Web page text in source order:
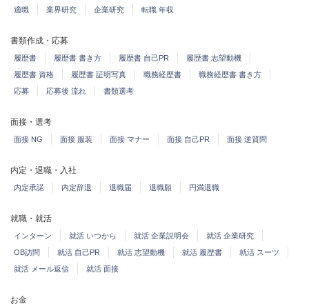
適職 業界研究 企業研究 転職 年収
書類作成・応募
履歴書 履歴書 書き方 履歴書 自己PR
履歴書 志望動機
履歴書 資格
履歴書 証明写真 職務経歴書
職務経歴書 書き方
応募
応募後 流れ 書類選考
面接・選考
面接 NG 面接 服装 面接 マナー 面接 自己PR 面接 逆質問
内定・退職・入社
内定承諾 内定辞退 退職届 退職願 円満退職
就職・就活
インターン 就活 いつから 就活 企業説明会
就活 企業研究
OB訪問
就活 自己PR 就活 志望動機 就活 履歴書
就活 スーツ
就活 メール返信
就活 面接
お金